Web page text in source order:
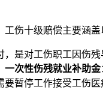
伤十级赔偿主要涵盖
是对工伤职工因伤残
一次性伤残就业补助金
暂停工作接受工伤